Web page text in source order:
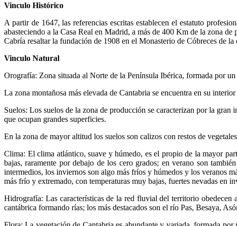
Vinculo Histórico
A partir de 1647, las referencias escritas establecen el estatuto
abasteciendo a la Casa Real en Madrid, a más de 400 Km de la zona de
Cabría resaltar la fundación de 1908 en el Monasterio de Cóbreces de
Vinculo Natural
Orografía: Zona situada al Norte de la Península Ibérica, formada por
La zona montañosa más elevada de Cantabria se encuentra en su
Suelos: Los suelos de la zona de producción se caracterizan por la
que ocupan grandes superficies.
En la zona de mayor altitud los suelos son calizos con restos de
Clima: El clima atlántico, suave y húmedo, es el propio de la mayor
bajas, raramente por debajo de los cero grados; en verano son
intermedios, los inviernos son algo más fríos y húmedos y los veranos
más frío y extremado, con temperaturas muy bajas, fuertes nevadas en
Hidrografía: Las características de la red fluvial del territorio
cantábrica formando rías; los más destacados son el río Pas, Besaya,